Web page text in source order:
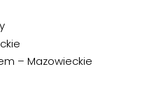
– Mazowieckie